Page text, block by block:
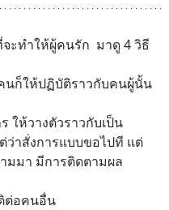
ะทำให้ผู้คนรัก  มาดู 4 วิธี
นก็ให้ปฏิบัติราวกับคนผู้นั้น
ให้วางตัวราวกับเป็น
ว่าสั่งการแบบขอไปที แต่
มมา มีการติดตามผล
ต่อคนอื่น